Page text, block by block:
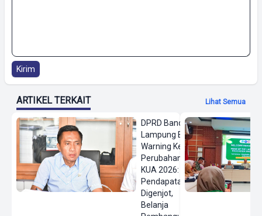
Kirim
ARTIKEL TERKAIT Lihat Semua
DPRD Bandar
Lampung Beri
Warning Keras
Perubahan
KUA 2026:
Pendapatan
Digenjot,
Belanja